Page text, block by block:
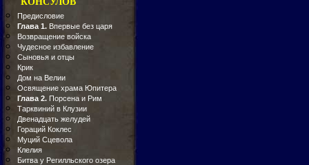
Предисловие
Глава 1. Впервые без царя
Возвращение войска
Чудесное избавление
Сыновья и отцы
Крик
Дом на Велии
Освящение храма Юпитера
Глава 2. Порсена и Рим
Тарквиний в Клузии
Двенадцать желудей
Гораций Коклес
Муций Сцевола
Клелия
Битва у Регилльского озера